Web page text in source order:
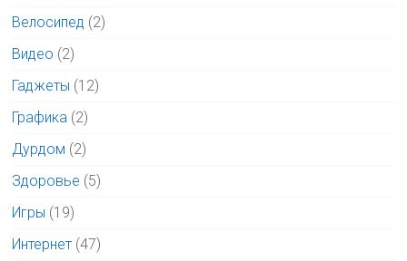
Велосипед (2)
Видео (2)
Гаджеты (12)
Графика (2)
Дурдом (2)
Здоровье (5)
Игры (19)
Интернет (47)